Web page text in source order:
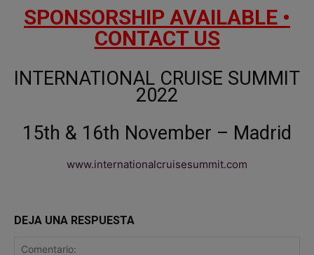
SPONSORSHIP AVAILABLE •
CONTACT US
INTERNATIONAL CRUISE SUMMIT
2022
15th & 16th November – Madrid
www.internationalcruisesummit.com
DEJA UNA RESPUESTA